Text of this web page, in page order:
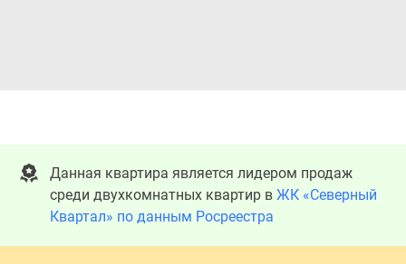
Данная квартира является лидером продаж
среди двухкомнатных квартир в ЖК «Северный
Квартал» по данным Росреестра